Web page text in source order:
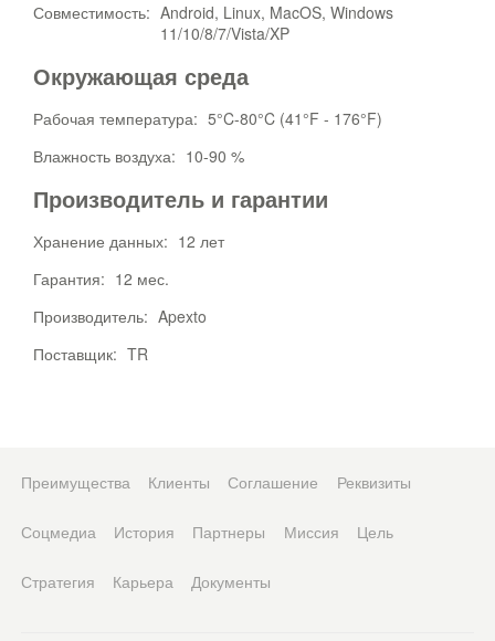
Совместимость: Android, Linux, MacOS, Windows
11/10/8/7/Vista/XP
Окружающая среда
Рабочая температура: 5°C-80°C (41°F - 176°F)
Влажность воздуха: 10-90 %
Производитель и гарантии
Хранение данных: 12 лет
Гарантия: 12 мес.
Производитель: Apexto
Поставщик: TR
Преимущества Клиенты Соглашение Реквизиты
Соцмедиа История Партнеры Миссия Цель
Стратегия Карьера Документы